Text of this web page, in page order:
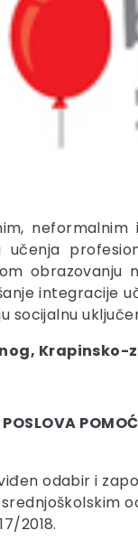
učenja
obrazovanju
integracije
socijalnu
odabir i
2018.